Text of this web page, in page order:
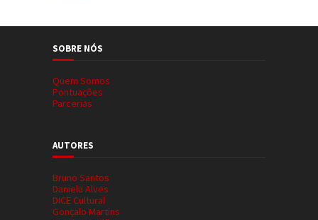
SOBRE NÓS
Quem Somos
Pontuações
Parcerias
AUTORES
Bruno Santos
Daniela Alves
DICE Cultural
Gonçalo Martins